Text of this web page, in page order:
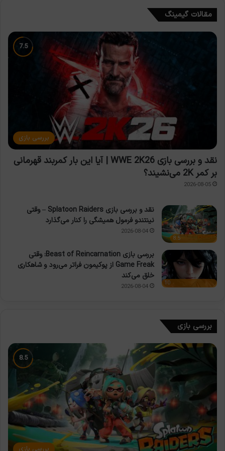
مقالات گیمینگ
بررسی بازی
نقد و بررسی بازی WWE 2K26 | آیا این بار کمربند قهرمانی
بر کمر 2K می‌نشیند؟
2026-08-05
8.5
نقد و بررسی بازی Splatoon Raiders – وقتی
نینتندو فرمول همیشگی را کنار می‌گذارد
2026-08-04
10
بررسی بازی Beast of Reincarnation: وقتی
Game Freak از پوکیمون فراتر می‌رود و شاهکاری
خلق می‌کند
2026-08-04
بررسی بازی